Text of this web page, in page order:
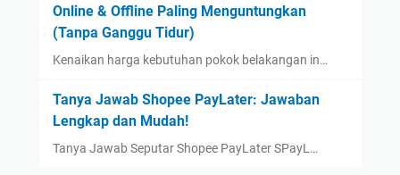
Online & Offline Paling Menguntungkan
(Tanpa Ganggu Tidur)
Kenaikan harga kebutuhan pokok belakangan in…
Tanya Jawab Shopee PayLater: Jawaban
Lengkap dan Mudah!
Tanya Jawab Seputar Shopee PayLater SPayL…